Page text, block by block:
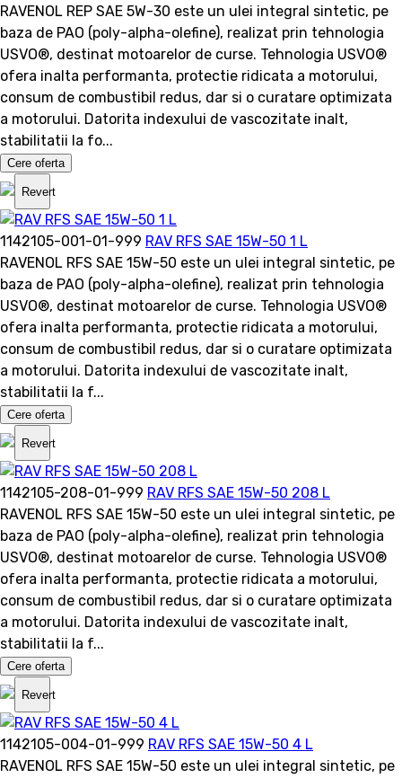
RAVENOL REP SAE 5W-30 este un ulei integral sintetic, pe
baza de PAO (poly-alpha-olefine), realizat prin tehnologia
USVO®, destinat motoarelor de curse. Tehnologia USVO®
ofera inalta performanta, protectie ridicata a motorului,
consum de combustibil redus, dar si o curatare optimizata
a motorului. Datorita indexului de vascozitate inalt,
stabilitatii la fo...
Cere oferta
Revert
1142105-001-01-999 RAV RFS SAE 15W-50 1 L
RAVENOL RFS SAE 15W-50 este un ulei integral sintetic, pe
baza de PAO (poly-alpha-olefine), realizat prin tehnologia
USVO®, destinat motoarelor de curse. Tehnologia USVO®
ofera inalta performanta, protectie ridicata a motorului,
consum de combustibil redus, dar si o curatare optimizata
a motorului. Datorita indexului de vascozitate inalt,
stabilitatii la f...
Cere oferta
Revert
1142105-208-01-999 RAV RFS SAE 15W-50 208 L
RAVENOL RFS SAE 15W-50 este un ulei integral sintetic, pe
baza de PAO (poly-alpha-olefine), realizat prin tehnologia
USVO®, destinat motoarelor de curse. Tehnologia USVO®
ofera inalta performanta, protectie ridicata a motorului,
consum de combustibil redus, dar si o curatare optimizata
a motorului. Datorita indexului de vascozitate inalt,
stabilitatii la f...
Cere oferta
Revert
1142105-004-01-999 RAV RFS SAE 15W-50 4 L
RAVENOL RFS SAE 15W-50 este un ulei integral sintetic, pe